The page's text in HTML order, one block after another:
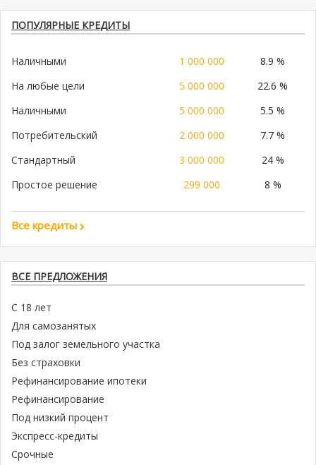
ПОПУЛЯРНЫЕ КРЕДИТЫ
Наличными 1 000 000
8.9 %
На любые цели
5 000 000
22.6 %
Наличными
5 000 000
5.5 %
Потребительский
2 000 000
7.7 %
Стандартный
3 000 000
24 %
Простое решение
299 000 8 %
Все кредиты
ВСЕ ПРЕДЛОЖЕНИЯ
С 18 лет
Для самозанятых
Под залог земельного участка
Без страховки
Рефинансирование ипотеки
Рефинансирование
Под низкий процент
Экспресс-кредиты
Срочные